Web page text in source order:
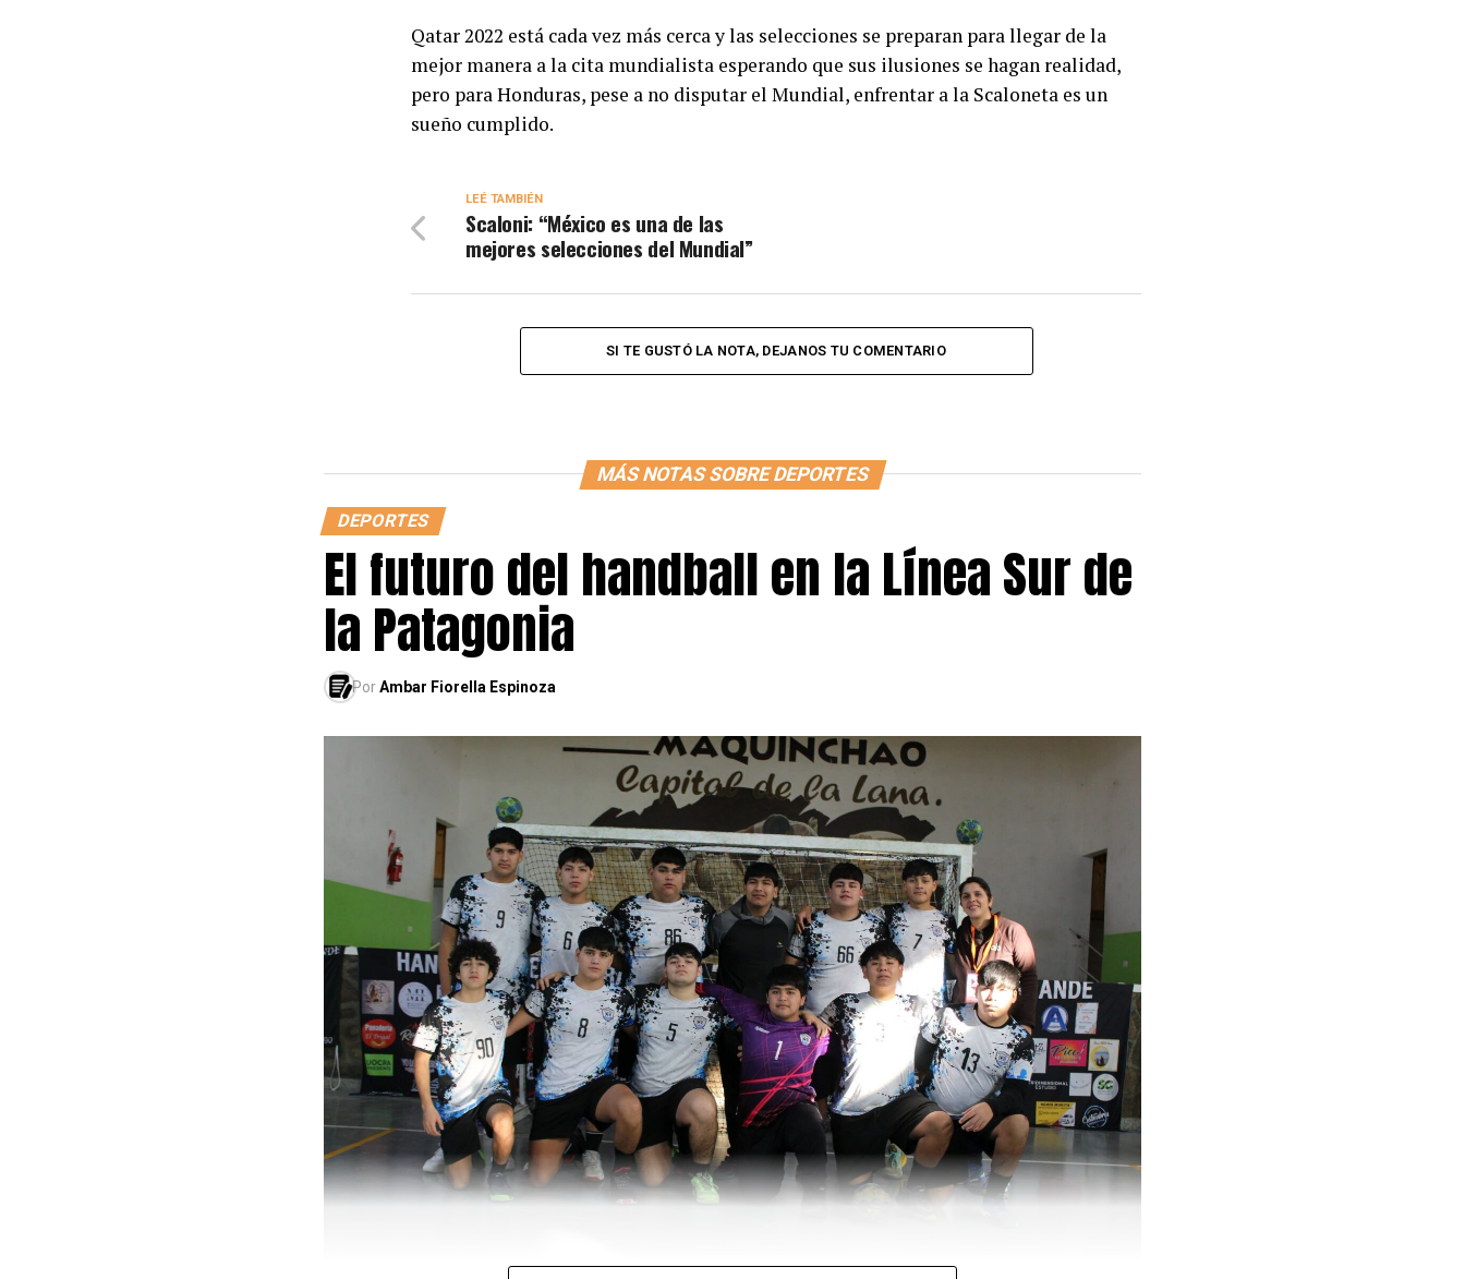
Qatar 2022 está cada vez más cerca y las selecciones se preparan para llegar de la
mejor manera a la cita mundialista esperando que sus ilusiones se hagan realidad,
pero para Honduras, pese a no disputar el Mundial, enfrentar a la Scaloneta es un
sueño cumplido.
LEÉ TAMBIÉN
Scaloni: “México es una de las
mejores selecciones del Mundial”
SI TE GUSTÓ LA NOTA, DEJANOS TU COMENTARIO
MÁS NOTAS SOBRE DEPORTES
DEPORTES
El futuro del handball en la Línea Sur de
la Patagonia
PorAmbar Fiorella Espinoza